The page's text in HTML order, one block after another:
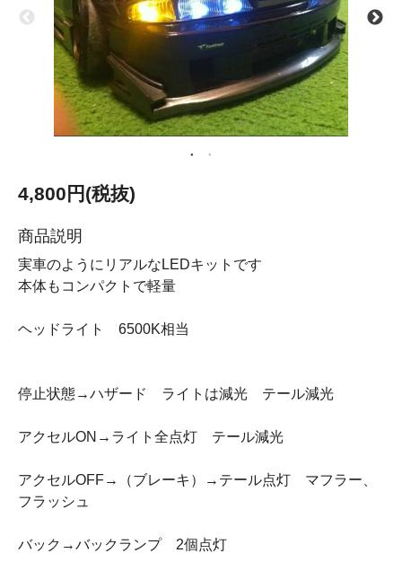
4,800円(税抜)
商品説明
実車のようにリアルなLEDキットです
本体もコンパクトで軽量
ヘッドライト 6500K相当
停止状態→ハザード ライトは減光 テール減光
アクセルON→ライト全点灯 テール減光
アクセルOFF→（ブレーキ）→テール点灯 マフラー、
フラッシュ
バック→バックランプ 2個点灯